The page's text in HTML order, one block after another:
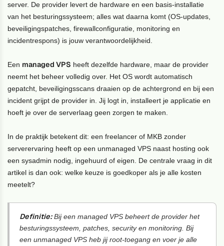
server. De provider levert de hardware en een basis-installatie
van het besturingssysteem; alles wat daarna komt (OS-updates,
beveiligingspatches, firewallconfiguratie, monitoring en
incidentrespons) is jouw verantwoordelijkheid.
Een managed VPS heeft dezelfde hardware, maar de provider
neemt het beheer volledig over. Het OS wordt automatisch
gepatcht, beveiligingsscans draaien op de achtergrond en bij een
incident grijpt de provider in. Jij logt in, installeert je applicatie en
hoeft je over de serverlaag geen zorgen te maken.
In de praktijk betekent dit: een freelancer of MKB zonder
serverervaring heeft op een unmanaged VPS naast hosting ook
een sysadmin nodig, ingehuurd of eigen. De centrale vraag in dit
artikel is dan ook: welke keuze is goedkoper als je alle kosten
meetelt?
Definitie:Bij een managed VPS beheert de provider het
besturingssysteem, patches, security en monitoring. Bij
een unmanaged VPS heb jij root-toegang en voer je alle